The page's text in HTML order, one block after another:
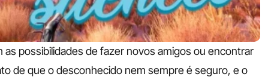
possibilidades de fazer novos amigos ou encontrar
de que o desconhecido nem sempre é seguro, e o